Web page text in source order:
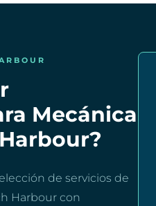
Mecánica
de servicios de
Harbour con